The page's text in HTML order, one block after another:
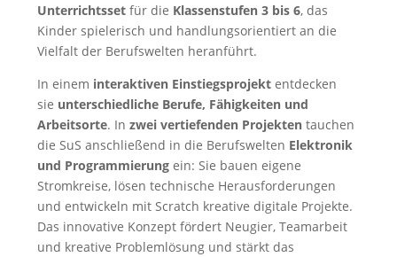
Unterrichtsset für die Klassenstufen 3 bis 6, das
Kinder spielerisch und handlungsorientiert an die
Vielfalt der Berufswelten heranführt.
In einem interaktiven Einstiegsprojekt entdecken
sie unterschiedliche Berufe, Fähigkeiten und
Arbeitsorte. In zwei vertiefenden Projekten tauchen
die SuS anschließend in die Berufswelten Elektronik
und Programmierung ein: Sie bauen eigene
Stromkreise, lösen technische Herausforderungen
und entwickeln mit Scratch kreative digitale Projekte.
Das innovative Konzept fördert Neugier, Teamarbeit
und kreative Problemlösung und stärkt das